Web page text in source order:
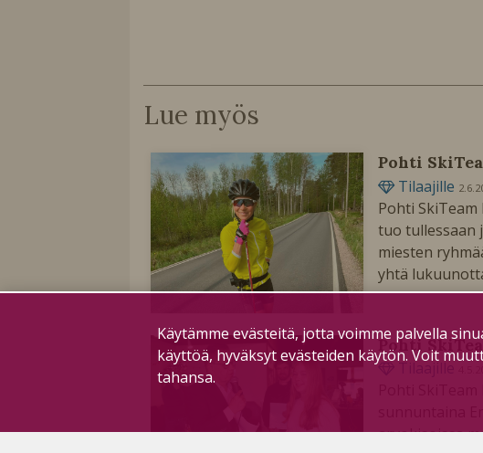
Lue myös
Pohti
Tilaajille
Pohti
tuo tullessaan
miesten
yhtä
Pohti
arvokisoissa
Käytämme evästeitä, jotta voimme palvella
käyttöä, hyväksyt evästeiden käytön. Voit
tahansa.